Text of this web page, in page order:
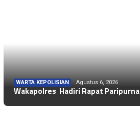
WARTA KEPOLISIAN Agustus 6, 2026
Wakapolres Hadiri Rapat